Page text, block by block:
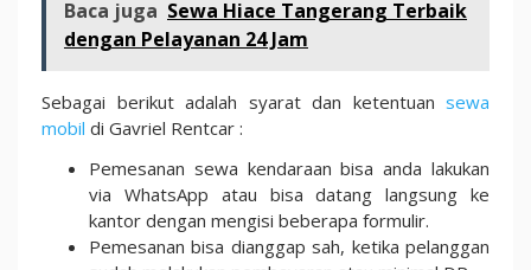
Baca juga Sewa Hiace Tangerang Terbaik
dengan Pelayanan 24 Jam
Sebagai berikut adalah syarat dan ketentuan sewa
mobil di Gavriel Rentcar :
Pemesanan sewa kendaraan bisa anda lakukan
via WhatsApp atau bisa datang langsung ke
kantor dengan mengisi beberapa formulir.
Pemesanan bisa dianggap sah, ketika pelanggan